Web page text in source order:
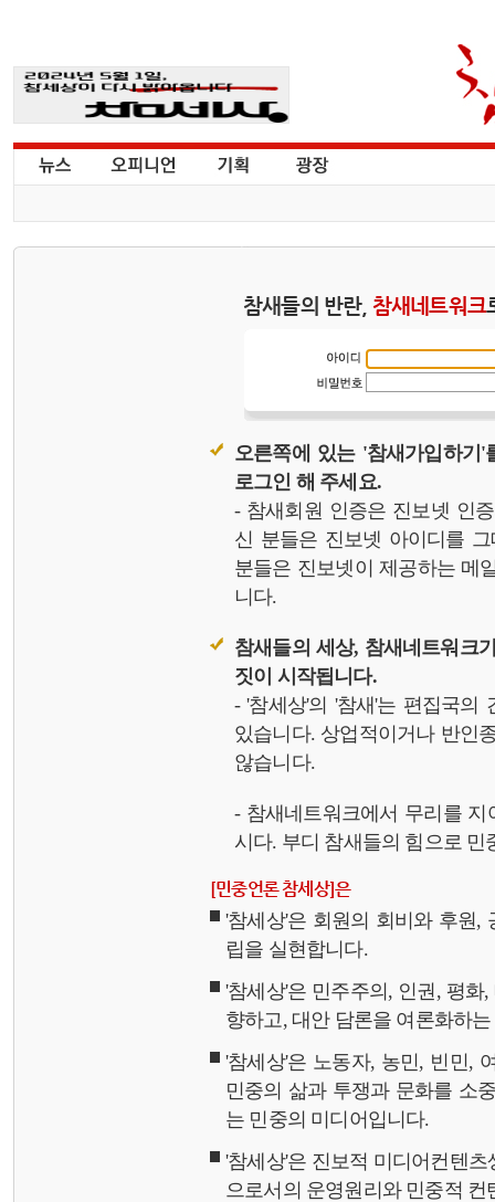
참새들의 반란, 참새네트워크
오른쪽에 있는 '참새가입하기
로그인 해 주세요.
- 참새회원 인증은 진보넷 인
신 분들은 진보넷 아이디를
분들은 진보넷이 제공하는 메
니다.
참새들의 세상, 참새네트워크
짓이 시작됩니다.
- '참세상'의 '참새'는 편집국의
있습니다. 상업적이거나 반인
않습니다.
- 참새네트워크에서 무리를
시다. 부디 참새들의 힘으로 민
[민중언론 참세상]은
'참세상'은 회원의 회비와 후원,
립을 실현합니다.
'참세상'은 민주주의, 인권, 평
향하고, 대안 담론을 여론화하
'참세상'은 노동자, 농민, 빈민,
민중의 삶과 투쟁과 문화를 소
는 민중의 미디어입니다.
'참세상'은 진보적 미디어컨텐
으로서의 운영원리와 민중적